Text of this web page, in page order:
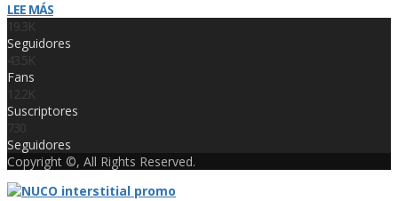
LEE MÁS
19.3K
Seguidores
43.5K
Fans
12.2K
Suscriptores
730
Seguidores
Copyright ©, All Rights Reserved.